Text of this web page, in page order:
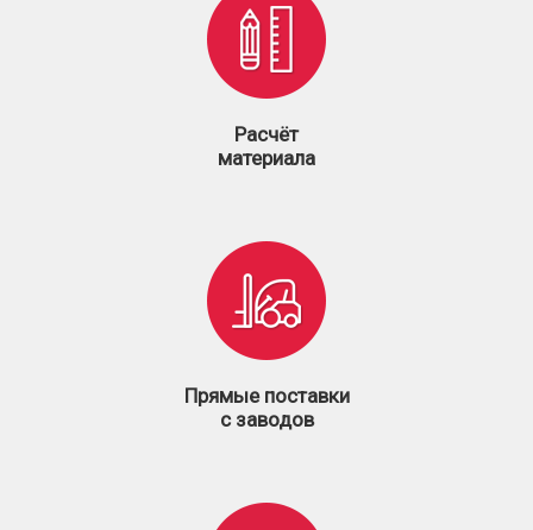
Расчёт
материала
Прямые поставки
с заводов